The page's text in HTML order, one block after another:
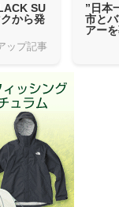
SU
から発
ップ記事
”日本
市と
アー